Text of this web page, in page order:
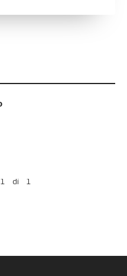
di 1